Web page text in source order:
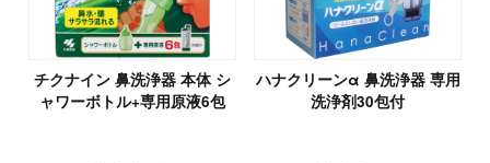
チクナイン 鼻洗浄器 本体 シ
ャワーボトル+専用原液6包
ハナクリーンα 鼻洗浄器 専用
洗浄剤30包付